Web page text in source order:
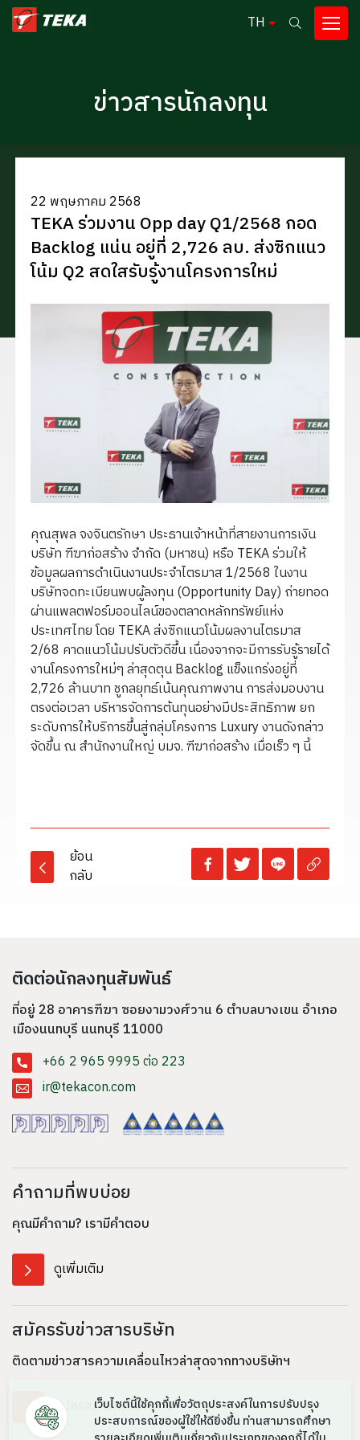
เว็บไซต์นี้ใช้คุกกี้เพื่อวัตถุประสงค์ในการปรับปรุง
ประสบการณ์ของผู้ใช้ให้ดียิ่งขึ้น ท่านสามารถศึกษา
ค้นหาในเว็บไซต์
TH
ข่าวสารนักลงทุน
22 พฤษภาคม 2568
TEKA ร่วมงาน Opp day Q1/2568 กอด
Backlog แน่น อยู่ที่ 2,726 ลบ. ส่งซิกแนว
โน้ม Q2 สดใสรับรู้งานโครงการใหม่
คุณสุพล จงจินตรักษา ประธานเจ้าหน้าที่สายงานการเงิน
บริษัท ฑีฆาก่อสร้าง จำกัด (มหาชน) หรือ TEKA ร่วมให้
ข้อมูลผลการดำเนินงานประจำไตรมาส 1/2568 ในงาน
บริษัทจดทะเบียนพบผู้ลงทุน (Opportunity Day) ถ่ายทอด
ผ่านแพลตฟอร์มออนไลน์ของตลาดหลักทรัพย์แห่ง
ประเทศไทย โดย TEKA ส่งซิกแนวโน้มผลงานไตรมาส
2/68 คาดแนวโน้มปรับตัวดีขึ้น เนื่องจากจะมีการรับรู้รายได้
งานโครงการใหม่ๆ ล่าสุดตุน Backlog แข็งแกร่งอยู่ที่
2,726 ล้านบาท ชูกลยุทธ์เน้นคุณภาพงาน การส่งมอบงาน
ตรงต่อเวลา บริหารจัดการต้นทุนอย่างมีประสิทธิภาพ ยก
ระดับการให้บริการขึ้นสู่กลุ่มโครงการ Luxury งานดังกล่าว
จัดขึ้น ณ สำนักงานใหญ่ บมจ. ฑีฆาก่อสร้าง เมื่อเร็ว ๆ นี้
ย้อน
กลับ
ติดต่อนักลงทุนสัมพันธ์
ที่อยู่ 28 อาคารฑีฆา ซอยงามวงศ์วาน 6 ตำบลบางเขน อำเภอ
เมืองนนทบุรี นนทบุรี 11000
+66 2 965 9995 ต่อ 223
ir@tekacon.com
คำถามที่พบบ่อย
คุณมีคำถาม? เรามีคำตอบ
ดูเพิ่มเติม
สมัครรับข่าวสารบริษัท
ติดตามข่าวสารความเคลื่อนไหวล่าสุดจากทางบริษัทฯ
สมัครสมาชิกรับข่าวสาร